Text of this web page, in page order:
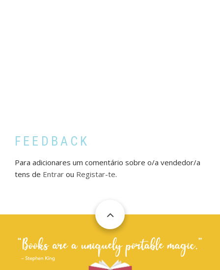
FEEDBACK
Para adicionares um comentário sobre o/a vendedor/a
tens de Entrar ou Registar-te.